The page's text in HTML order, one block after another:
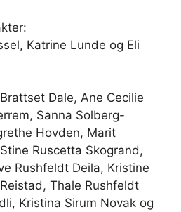
Katrine Lunde og Eli
Dale, Ane Cecilie
Sanna Solberg-
Hovden, Marit
Ruscetta Skogrand,
Rushfeldt Deila, Kristine
Thale Rushfeldt
Kristina Sirum Novak og